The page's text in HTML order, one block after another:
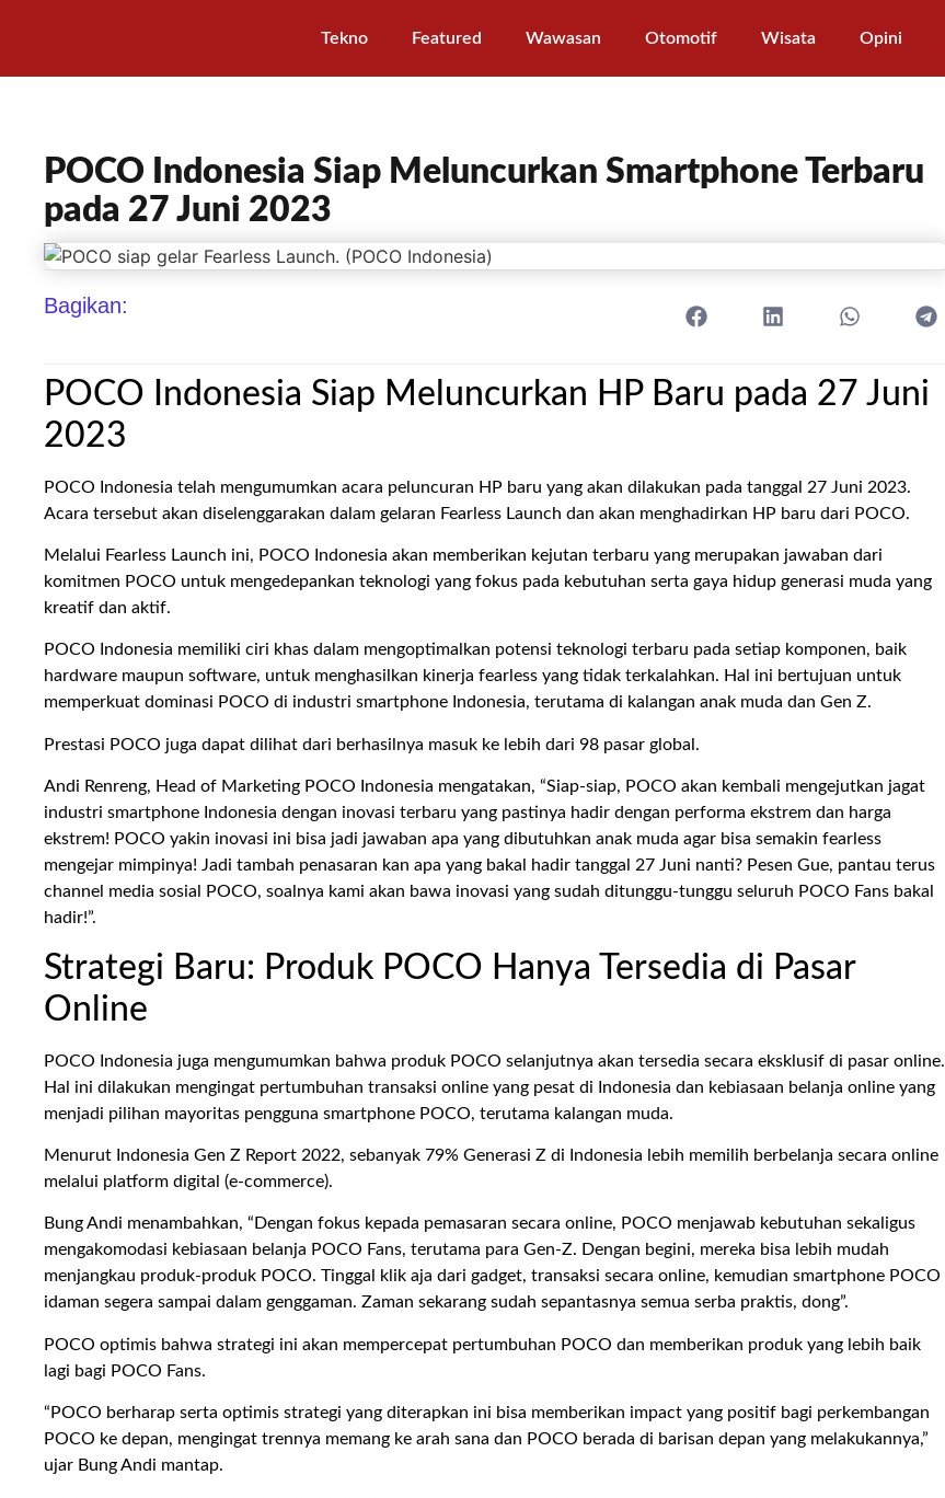
Tekno Featured Wawasan Otomotif Wisata Opini
POCO Indonesia Siap Meluncurkan Smartphone Terbaru
pada 27 Juni 2023
Bagikan:
POCO Indonesia Siap Meluncurkan HP Baru pada 27 Juni
2023
POCO Indonesia telah mengumumkan acara peluncuran HP baru yang akan dilakukan pada tanggal 27 Juni 2023.
Acara tersebut akan diselenggarakan dalam gelaran Fearless Launch dan akan menghadirkan HP baru dari POCO.
Melalui Fearless Launch ini, POCO Indonesia akan memberikan kejutan terbaru yang merupakan jawaban dari
komitmen POCO untuk mengedepankan teknologi yang fokus pada kebutuhan serta gaya hidup generasi muda yang
kreatif dan aktif.
POCO Indonesia memiliki ciri khas dalam mengoptimalkan potensi teknologi terbaru pada setiap komponen, baik
hardware maupun software, untuk menghasilkan kinerja fearless yang tidak terkalahkan. Hal ini bertujuan untuk
memperkuat dominasi POCO di industri smartphone Indonesia, terutama di kalangan anak muda dan Gen Z.
Prestasi POCO juga dapat dilihat dari berhasilnya masuk ke lebih dari 98 pasar global.
Andi Renreng, Head of Marketing POCO Indonesia mengatakan, “Siap-siap, POCO akan kembali mengejutkan jagat
industri smartphone Indonesia dengan inovasi terbaru yang pastinya hadir dengan performa ekstrem dan harga
ekstrem! POCO yakin inovasi ini bisa jadi jawaban apa yang dibutuhkan anak muda agar bisa semakin fearless
mengejar mimpinya! Jadi tambah penasaran kan apa yang bakal hadir tanggal 27 Juni nanti? Pesen Gue, pantau terus
channel media sosial POCO, soalnya kami akan bawa inovasi yang sudah ditunggu-tunggu seluruh POCO Fans bakal
hadir!”.
Strategi Baru: Produk POCO Hanya Tersedia di Pasar
Online
POCO Indonesia juga mengumumkan bahwa produk POCO selanjutnya akan tersedia secara eksklusif di pasar online.
Hal ini dilakukan mengingat pertumbuhan transaksi online yang pesat di Indonesia dan kebiasaan belanja online yang
menjadi pilihan mayoritas pengguna smartphone POCO, terutama kalangan muda.
Menurut Indonesia Gen Z Report 2022, sebanyak 79% Generasi Z di Indonesia lebih memilih berbelanja secara online
melalui platform digital (e-commerce).
Bung Andi menambahkan, “Dengan fokus kepada pemasaran secara online, POCO menjawab kebutuhan sekaligus
mengakomodasi kebiasaan belanja POCO Fans, terutama para Gen-Z. Dengan begini, mereka bisa lebih mudah
menjangkau produk-produk POCO. Tinggal klik aja dari gadget, transaksi secara online, kemudian smartphone POCO
idaman segera sampai dalam genggaman. Zaman sekarang sudah sepantasnya semua serba praktis, dong”.
POCO optimis bahwa strategi ini akan mempercepat pertumbuhan POCO dan memberikan produk yang lebih baik
lagi bagi POCO Fans.
“POCO berharap serta optimis strategi yang diterapkan ini bisa memberikan impact yang positif bagi perkembangan
POCO ke depan, mengingat trennya memang ke arah sana dan POCO berada di barisan depan yang melakukannya,”
ujar Bung Andi mantap.